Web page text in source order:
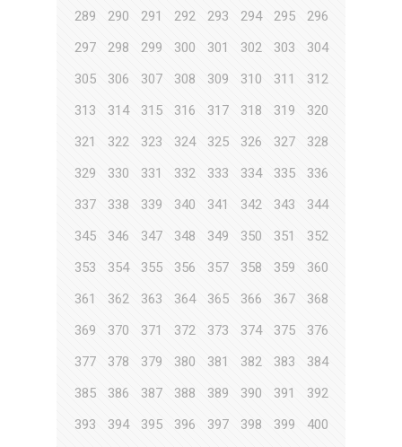
289
290 291 292 293 294 295
296
297
298 299 300 301 302 303
304
305
306 307 308 309 310 311
312
313
314 315 316 317 318 319
320
321
322 323 324 325 326 327
328
329
330 331 332 333 334 335
336
337
338 339 340 341 342 343
344
345
346 347 348 349 350 351
352
353
354 355 356 357 358 359
360
361
362 363 364 365 366 367
368
369
370 371 372 373 374 375
376
377
378 379 380 381 382 383
384
385
386 387 388 389 390 391
392
393
394 395 396 397 398 399
400